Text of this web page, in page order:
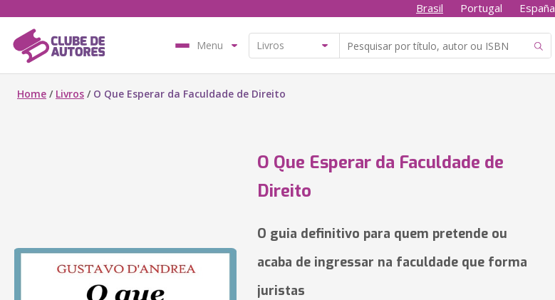
Brasil Portugal España
Menu
Home / Livros / O Que Esperar da Faculdade de Direito
O Que Esperar da Faculdade de
Direito
O guia definitivo para quem pretende ou
acaba de ingressar na faculdade que forma
juristas